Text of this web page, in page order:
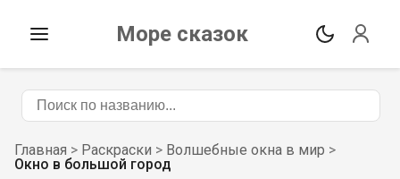
Море сказок
Главная > Раскраски > Волшебные окна в мир >
Окно в большой город